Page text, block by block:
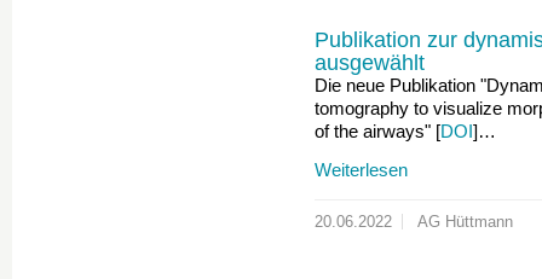
Publikation zur
ausgewählt
Die neue Publikation
tomography to visualize
of the airways" [DOI]…
Weiterlesen
20.06.2022 AG Hüttmann